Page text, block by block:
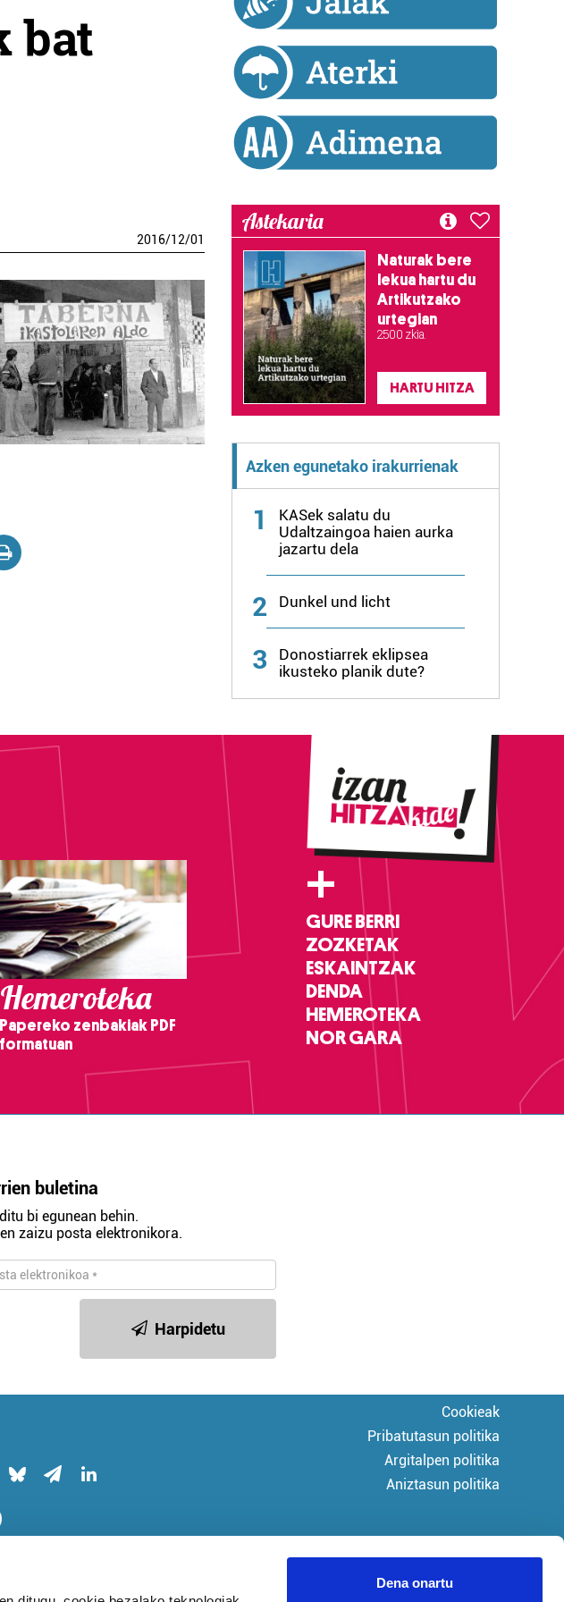
Dena onartu
bat
2016/12/01
Astekaria
Naturak bere
lekua hartu du
Artikutzako
urtegian
2.500 zkia.
HARTU HITZA
Azken egunetako irakurrienak
1
KASek salatu du
Udaltzaingoa haien aurka
jazartu dela
2 Dunkel und licht
3
Donostiarrek eklipsea
ikusteko planik dute?
Hemeroteka
Papereko zenbakiak PDF
formatuan
+
GURE BERRI
ZOZKETAK
ESKAINTZAK
DENDA
HEMEROTEKA
NOR GARA
buletina
bi egunean behin.
zaizu posta elektronikora.
Harpidetu
Cookieak
Pribatutasun politika
Argitalpen politika
Aniztasun politika